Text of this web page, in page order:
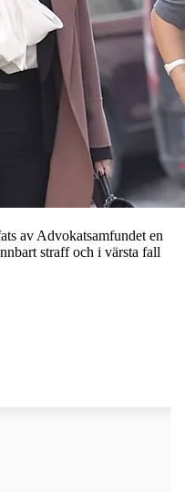
av Advokatsamfundet en
straff och i värsta fall